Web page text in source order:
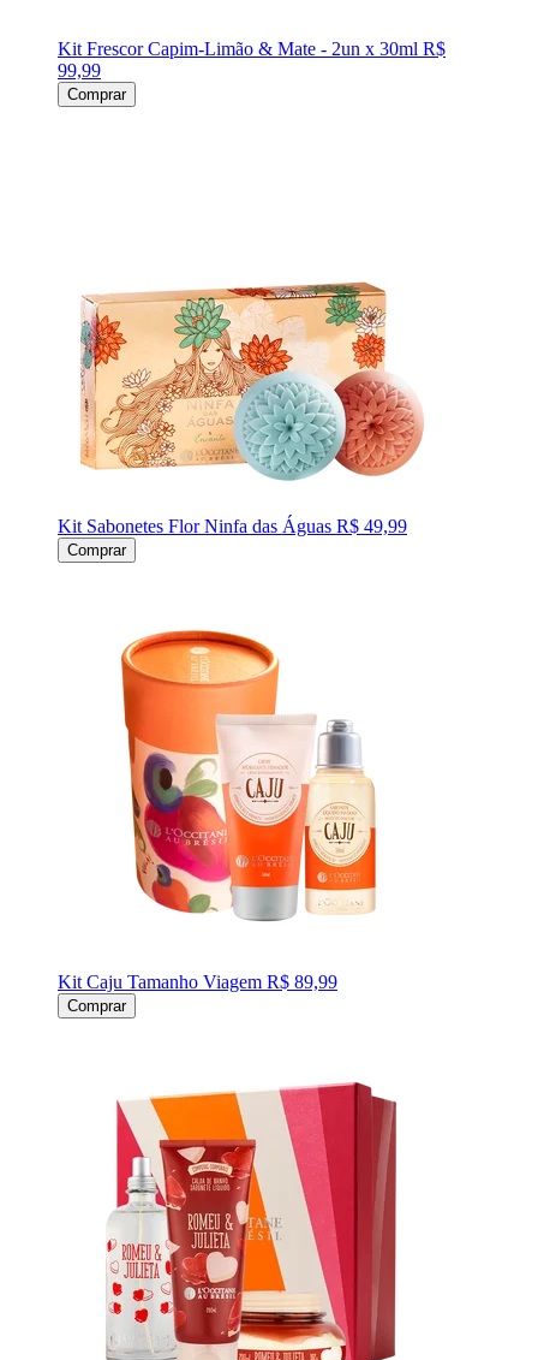
Kit Frescor Capim-Limão & Mate - 2un x 30ml R$
99,99
Comprar
Kit Sabonetes Flor Ninfa das Águas R$ 49,99
Comprar
Kit Caju Tamanho Viagem R$ 89,99
Comprar